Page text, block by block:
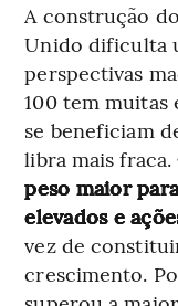
A construção
Unido dificulta
perspectivas
100 tem muitas
se beneficiam
libra mais fraca.
peso maior
elevados e
vez de
crescimento.